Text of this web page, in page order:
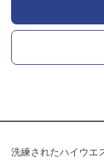
洗練されたハイウエ